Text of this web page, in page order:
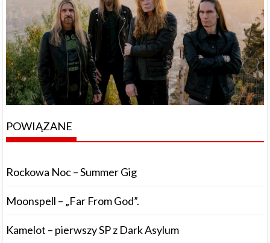
POWIĄZANE
Rockowa Noc – Summer Gig
Moonspell – „Far From God”.
Kamelot – pierwszy SP z Dark Asylum